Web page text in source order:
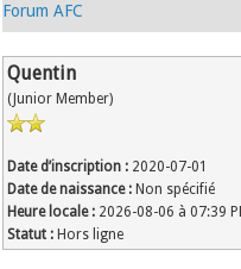
Forum AFC
Quentin
(Junior Member)
Date d’inscription : 2020-07-01
Date de naissance : Non spécifié
Heure locale : 2026-08-06 à 07:39
Statut : Hors ligne